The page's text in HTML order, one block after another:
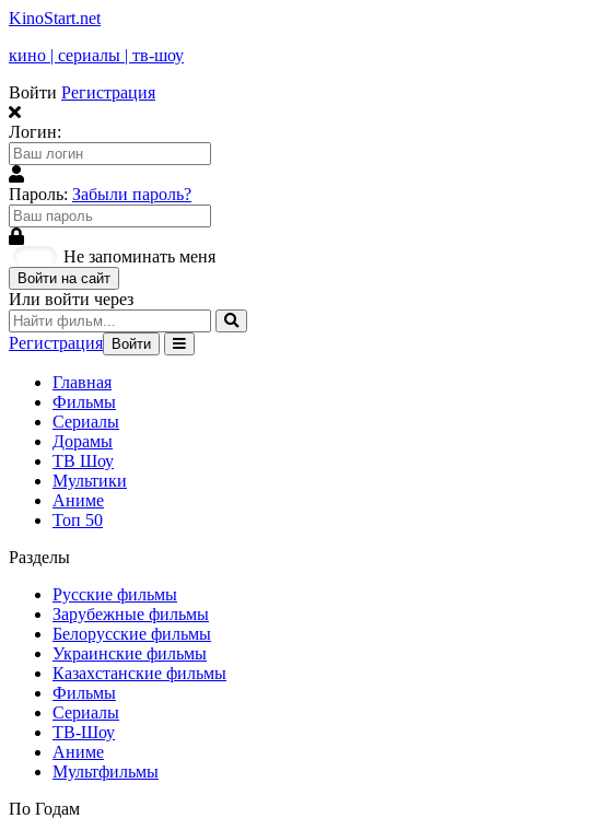
KinoStart.net
кино | сериалы | тв-шоу
Войти Регистрация
Логин:
Пароль: Забыли пароль?
Не запоминать меня
Войти на сайт
Или войти через
Регистрация Войти
Главная
Фильмы
Сериалы
Дорамы
ТВ Шоу
Мультики
Аниме
Топ 50
Разделы
Русские фильмы
Зарубежные фильмы
Белорусские фильмы
Украинские фильмы
Казахстанские фильмы
Фильмы
Сериалы
ТВ-Шоу
Аниме
Мультфильмы
По Годам